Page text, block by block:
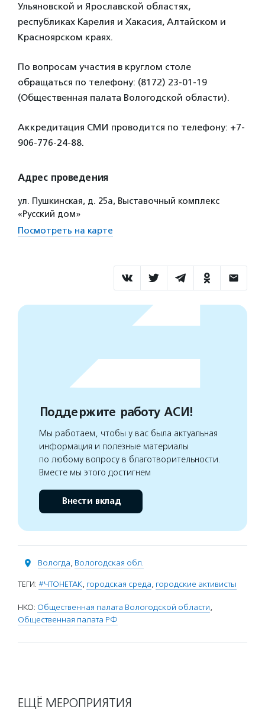
Ульяновской и Ярославской областях,
республиках Карелия и Хакасия, Алтайском и
Красноярском краях.
По вопросам участия в круглом столе
обращаться по телефону: (8172) 23-01-19
(Общественная палата Вологодской области).
Аккредитация СМИ проводится по телефону: +7-
906-776-24-88.
Адрес проведения
ул. Пушкинская, д. 25а, Выставочный комплекс
«Русский дом»
Посмотреть на карте
Поддержите работу АСИ!
Мы работаем, чтобы у вас была актуальная
информация и полезные материалы
по любому вопросу в благотворительности.
Вместе мы этого достигнем
Внести вклад
Вологда, Вологодская обл.
ТЕГИ: #ЧТОНЕТАК, городская среда, городские активисты
НКО: Общественная палата Вологодской области,
Общественная палата РФ
ЕЩЁ МЕРОПРИЯТИЯ